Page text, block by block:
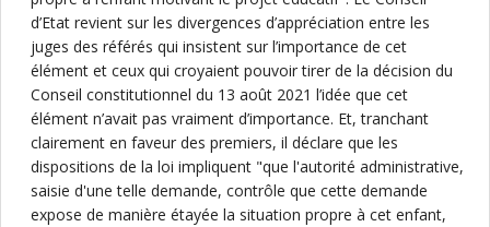
d’Etat revient sur les divergences d’appréciation entre les
juges des référés qui insistent sur l’importance de cet
élément et ceux qui croyaient pouvoir tirer de la décision du
Conseil constitutionnel du 13 août 2021 l’idée que cet
élément n’avait pas vraiment d’importance. Et, tranchant
clairement en faveur des premiers, il déclare que les
dispositions de la loi impliquent "que l'autorité administrative,
saisie d'une telle demande, contrôle que cette demande
expose de manière étayée la situation propre à cet enfant,